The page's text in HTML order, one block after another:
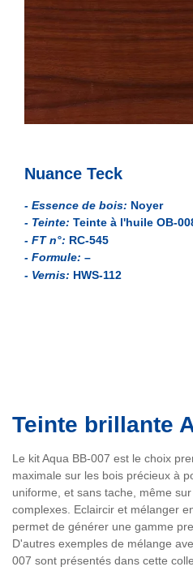
Nuance Teck
- Essence de bois: Noyer
- Teinte: Teinte à l'huile OB-
- FT n°: RC-545
- Formule: –
- Vernis: HWS-112
Teinte brillante
Le kit Aqua BB-007 est le choix
maximale sur les bois précieux à
uniforme, et sans tache, même
complexes. Eclaircir et mélanger
permet de générer une gamme
D'autres exemples de mélange
007 sont présentés dans cette